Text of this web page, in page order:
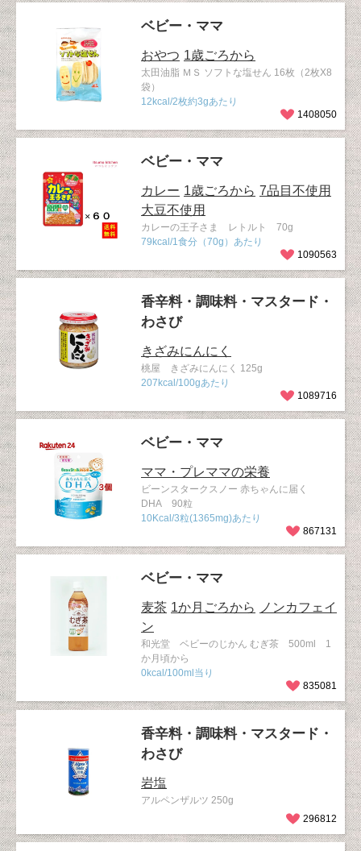
ベビー・ママ
おやつ 1歳ごろから
太田油脂 ＭＳ ソフトな塩せん 16枚（2枚X8
袋）
12kcal/2枚約3gあたり
1408050
ベビー・ママ
カレー 1歳ごろから 7品目不使用
大豆不使用
カレーの王子さま レトルト 70g
79kcal/1食分（70g）あたり
1090563
香辛料・調味料・マスタード・
わさび
きざみにんにく
桃屋 きざみにんにく 125g
207kcal/100gあたり
1089716
ベビー・ママ
ママ・プレママの栄養
ビーンスタークスノー 赤ちゃんに届く
DHA 90粒
10Kcal/3粒(1365mg)あたり
867131
ベビー・ママ
麦茶 1か月ごろから
ノンカフェイ
ン
和光堂 ベビーのじかん むぎ茶 500ml 1
か月頃から
0kcal/100ml当り
835081
香辛料・調味料・マスタード・
わさび
岩塩
アルペンザルツ 250g
296812